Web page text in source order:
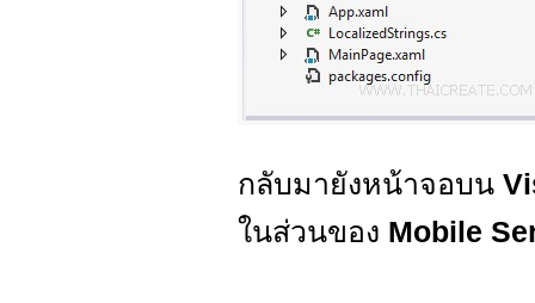
กลับมายังหน้าจอบน
ในส่วนของ Mobile